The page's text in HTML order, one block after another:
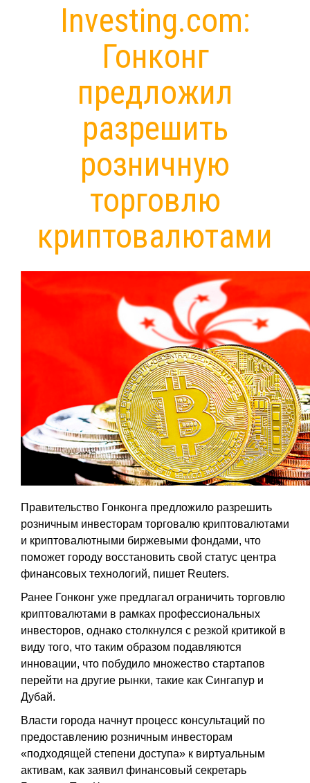
Investing.com:
Гонконг
предложил
разрешить
розничную
торговлю
криптовалютами
Правительство Гонконга предложило разрешить
розничным инвесторам торговалю криптовалютами
и криптовалютными биржевыми фондами, что
поможет городу восстановить свой статус центра
финансовых технологий, пишет Reuters.
Ранее Гонконг уже предлагал ограничить торговлю
криптовалютами в рамках профессиональных
инвесторов, однако столкнулся с резкой критикой в
виду того, что таким образом подавляются
инновации, что побудило множество стартапов
перейти на другие рынки, такие как Сингапур и
Дубай.
Власти города начнут процесс консультаций по
предоставлению розничным инвесторам
«подходящей степени доступа» к виртуальным
активам, как заявил финансовый секретарь